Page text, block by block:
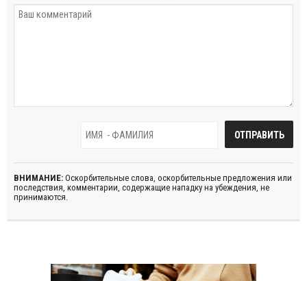
ВНИМАНИЕ: Оскорбительные слова, оскорбительные предложения или
последствия, комментарии, содержащие нападку на убеждения, не
принимаются.